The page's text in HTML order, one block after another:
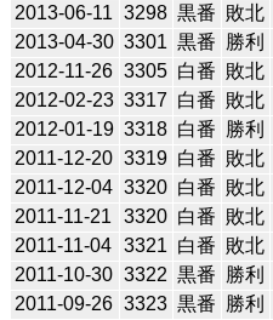
2013-06-11 3298 黒番 敗北
2013-04-30 3301 黒番 勝利
2012-11-26 3305 白番 敗北
2012-02-23 3317 白番 敗北
2012-01-19 3318 白番 勝利
2011-12-20 3319 白番 敗北
2011-12-04 3320 白番 敗北
2011-11-21
3320 白番 敗北
2011-11-04 3321 白番 敗北
2011-10-30 3322 黒番 勝利
2011-09-26 3323 黒番 勝利